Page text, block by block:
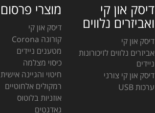
דיסק און קי
ואביזרים נלווים
דיסק און קי
אביזרים נלווים לזיכורונות
ניידים
דיסק און קי צורני
ערכות USB
מוצרי פרסום
דיסק און קי
קורונה Corona
מטענים ניידים
כיסוי מצלמה
חיטוי והגיינה אישית
רמקולים אלחוטיים
אוזניות בלוטוס
גאדגטים